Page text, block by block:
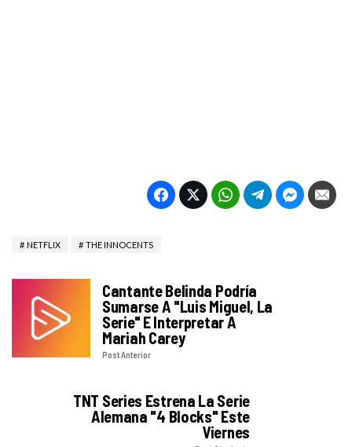
NETFLIX THE INNOCENTS
Cantante Belinda Podría
Sumarse A "Luis Miguel, La
Serie" E Interpretar A
Mariah Carey
Post Anterior
TNT Series Estrena La Serie
Alemana "4 Blocks" Este
Viernes